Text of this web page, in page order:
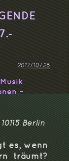
2017/10/26
–
Berlin
es, wenn
träumt?